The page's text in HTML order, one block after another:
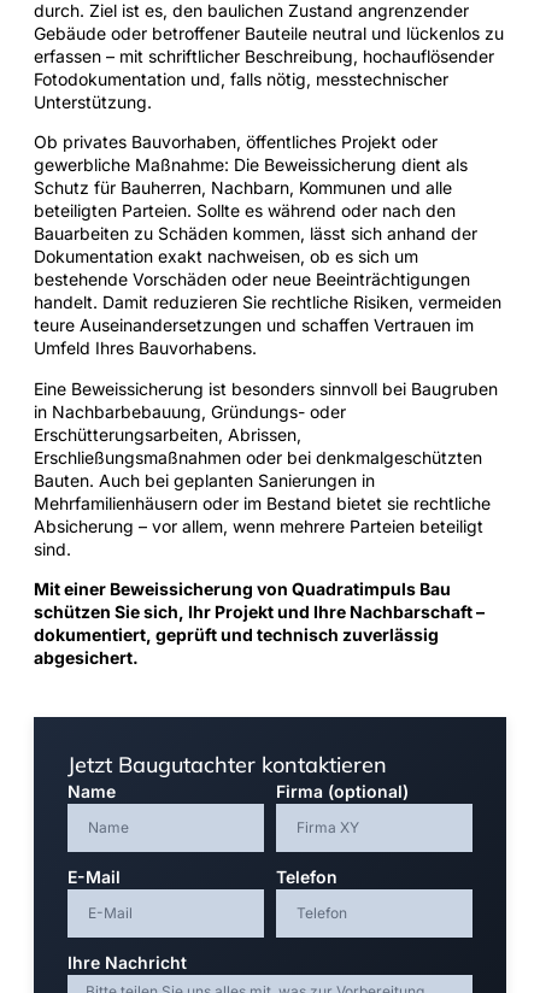
durch. Ziel ist es, den baulichen Zustand angrenzender
Gebäude oder betroffener Bauteile neutral und lückenlos zu
erfassen – mit schriftlicher Beschreibung, hochauflösender
Fotodokumentation und, falls nötig, messtechnischer
Unterstützung.
Ob privates Bauvorhaben, öffentliches Projekt oder
gewerbliche Maßnahme: Die Beweissicherung dient als
Schutz für Bauherren, Nachbarn, Kommunen und alle
beteiligten Parteien. Sollte es während oder nach den
Bauarbeiten zu Schäden kommen, lässt sich anhand der
Dokumentation exakt nachweisen, ob es sich um
bestehende Vorschäden oder neue Beeinträchtigungen
handelt. Damit reduzieren Sie rechtliche Risiken, vermeiden
teure Auseinandersetzungen und schaffen Vertrauen im
Umfeld Ihres Bauvorhabens.
Eine Beweissicherung ist besonders sinnvoll bei Baugruben
in Nachbarbebauung, Gründungs- oder
Erschütterungsarbeiten, Abrissen,
Erschließungsmaßnahmen oder bei denkmalgeschützten
Bauten. Auch bei geplanten Sanierungen in
Mehrfamilienhäusern oder im Bestand bietet sie rechtliche
Absicherung – vor allem, wenn mehrere Parteien beteiligt
sind.
Mit einer Beweissicherung von Quadratimpuls Bau
schützen Sie sich, Ihr Projekt und Ihre Nachbarschaft –
dokumentiert, geprüft und technisch zuverlässig
abgesichert.
Jetzt Baugutachter kontaktieren
Name Firma (optional)
E-Mail Telefon
Ihre Nachricht